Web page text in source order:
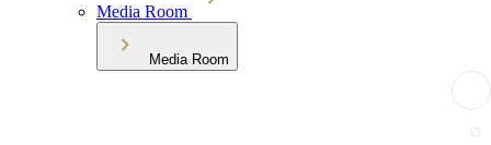
Media Room
Media Room